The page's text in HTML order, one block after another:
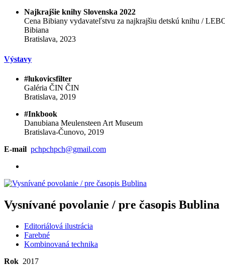
Najkrajšie knihy Slovenska 2022
Cena Bibiany vydavateľstvu za najkrajšiu detskú knihu /
Bibiana
Bratislava, 2023
Výstavy
#lukovicsfilter
Galéria ČIN ČIN
Bratislava, 2019
#Inkbook
Danubiana Meulensteen Art Museum
Bratislava-Čunovo, 2019
E-mail pchpchpch@gmail.com
Vysnívané povolanie / pre časopis Bublina
Editoriálová ilustrácia
Farebné
Kombinovaná technika
Rok 2017